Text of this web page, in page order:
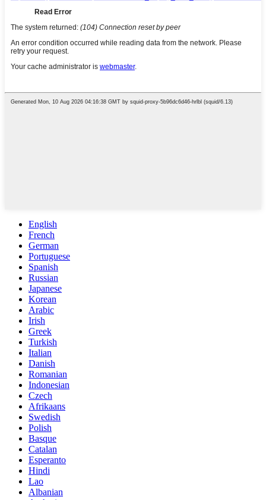
English
French
German
Portuguese
Spanish
Russian
Japanese
Korean
Arabic
Irish
Greek
Turkish
Italian
Danish
Romanian
Indonesian
Czech
Afrikaans
Swedish
Polish
Basque
Catalan
Esperanto
Hindi
Lao
Albanian